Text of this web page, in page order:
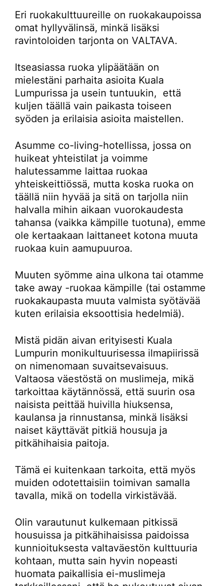
Eri ruokakulttuureille on ruokakaupoissa
omat hyllyvälinsä, minkä lisäksi
ravintoloiden tarjonta on VALTAVA.
Itseasiassa ruoka ylipäätään on
mielestäni parhaita asioita Kuala
Lumpurissa ja usein tuntuukin, että
kuljen täällä vain paikasta toiseen
syöden ja erilaisia asioita maistellen.
Asumme co-living-hotellissa, jossa on
huikeat yhteistilat ja voimme
halutessamme laittaa ruokaa
yhteiskeittiössä, mutta koska ruoka on
täällä niin hyvää ja sitä on tarjolla niin
halvalla mihin aikaan vuorokaudesta
tahansa (vaikka kämpille tuotuna), emme
ole kertaakaan laittaneet kotona muuta
ruokaa kuin aamupuuroa.
Muuten syömme aina ulkona tai otamme
take away -ruokaa kämpille (tai ostamme
ruokakaupasta muuta valmista syötävää
kuten erilaisia eksoottisia hedelmiä).
Mistä pidän aivan erityisesti Kuala
Lumpurin monikultuurisessa ilmapiirissä
on nimenomaan suvaitsevaisuus.
Valtaosa väestöstä on muslimeja, mikä
tarkoittaa käytännössä, että suurin osa
naisista peittää huivilla hiuksensa,
kaulansa ja rinnustansa, minkä lisäksi
naiset käyttävät pitkiä housuja ja
pitkähihaisia paitoja.
Tämä ei kuitenkaan tarkoita, että myös
muiden odotettaisiin toimivan samalla
tavalla, mikä on todella virkistävää.
Olin varautunut kulkemaan pitkissä
housuissa ja pitkähihaisissa paidoissa
kunnioituksesta valtaväestön kulttuuria
kohtaan, mutta sain hyvin nopeasti
huomata paikallisia ei-muslimeja